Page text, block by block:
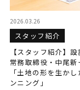
今伊
今伊
2026.03.26
スタッフ紹介
【スタッフ紹介】
常務取締役・中尾新
「土地の形を生かし
ンニング」